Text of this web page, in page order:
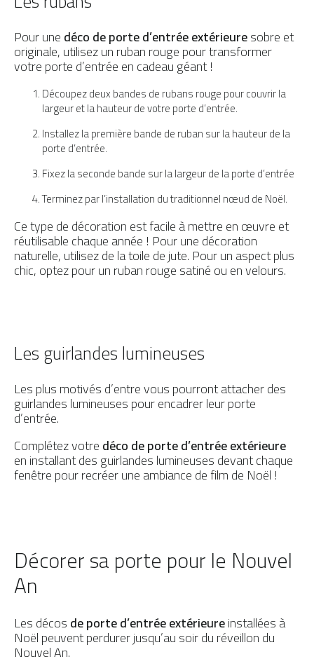
Pour unedéco de porte d’entrée extérieuresobre et
originale, utilisez un ruban rouge pour transformer
votre porte d’entrée en cadeau géant !
Découpez deux bandes de rubans rouge pour couvrir la
largeur et la hauteur de votre porte d’entrée.
Installez la première bande de ruban sur la hauteur de la
porte d’entrée.
Fixez la seconde bande sur la largeur de la porte d’entrée
Terminez par l’installation du traditionnel nœud de Noël.
Ce type de décoration est facile à mettre en œuvre et
réutilisable chaque année ! Pour une décoration
naturelle, utilisez de la toile de jute. Pour un aspect plus
chic, optez pour un ruban rouge satiné ou en velours.
Les guirlandes lumineuses
Les plus motivés d’entre vous pourront attacher des
guirlandes lumineuses pour encadrer leur porte
d’entrée.
Complétez votredéco de porte d’entrée extérieure
en installant des guirlandes lumineuses devant chaque
fenêtre pour recréer une ambiance de film de Noël !
Décorer sa porte pour le Nouvel
An
Les décosde porte d’entrée extérieureinstallées à
Noël peuvent perdurer jusqu’au soir du réveillon du
Nouvel An.